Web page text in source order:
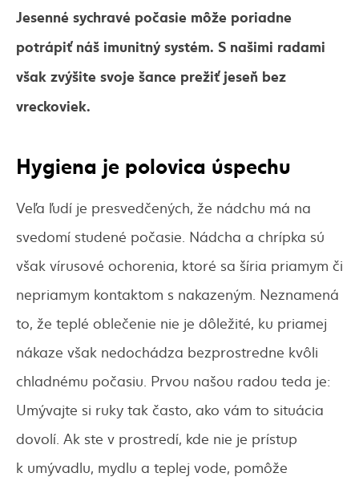
Jesenné sychravé počasie môže poriadne
potrápiť náš imunitný systém. S našimi radami
však zvýšite svoje šance prežiť jeseň bez
vreckoviek.
Hygiena je polovica úspechu
Veľa ľudí je presvedčených, že nádchu má na
svedomí studené počasie. Nádcha a chrípka sú
však vírusové ochorenia, ktoré sa šíria priamym či
nepriamym kontaktom s nakazeným. Neznamená
to, že teplé oblečenie nie je dôležité, ku priamej
nákaze však nedochádza bezprostredne kvôli
chladnému počasiu. Prvou našou radou teda je:
Umývajte si ruky tak často, ako vám to situácia
dovolí. Ak ste v prostredí, kde nie je prístup
k umývadlu, mydlu a teplej vode, pomôže